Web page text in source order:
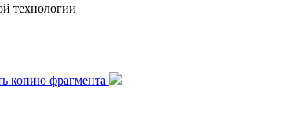
технологии
копию фрагмента